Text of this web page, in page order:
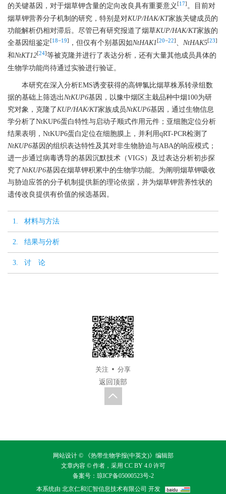
的关键基因，对于烟草钾含量的定向改良具有重要意义 [17] 。目前对
烟草钾营养分子机制的研究，特别是对KUP/HAK/KT家族关键成员的
功能解析仍相对滞后。尽管已有研究报道了烟草KUP/HAK/KT家族的
全基因组鉴定[18−19] ，但仅有个别基因如NtHAK1[20−22] 、 NtHAK5[23]
和NtKT12[24]等被克隆并进行了表达分析，还有大量其他成员具体的
生物学功能尚待通过实验进行验证。
本研究在深入分析EMS诱变获得的高钾氯比烟草株系转录组数
据的基础上筛选出NtKUP6基因，以豫中烟区主栽品种中烟100为研
究对象，克隆了KUP/HAK/KT家族成员NtKUP6基因，通过生物信息
学分析了NtKUP6蛋白特性与启动子顺式作用元件；亚细胞定位分析
结果表明，NtKUP6蛋白定位在细胞膜上，并利用qRT-PCR检测了
NtKUP6基因的组织表达特性及其对非生物胁迫与ABA的响应模式；
进一步通过病毒诱导的基因沉默技术（VIGS）及过表达分析初步探
究了NtKUP6基因在烟草钾积累中的生物学功能。为阐明烟草钾吸收
与胁迫应答的分子机制提供新的理论依据，并为烟草钾营养性状的
遗传改良提供有价值的候选基因。
1. 材料与方法
2. 结果与分析
3. 讨 论
关注
分享
返回顶部
网站设计 © 《热带生物学报(中英文)》编辑部
文章内容 © 作者，采用 CC BY 4.0许可
备案号： 琼ICP备05000523号-2
本系统由 北京仁和汇智信息技术有限公司 开发